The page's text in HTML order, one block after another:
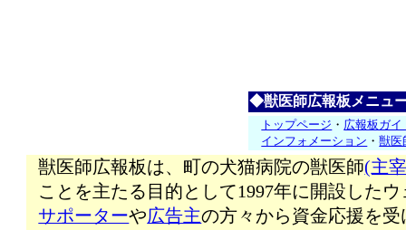
◆獣医師広報板メニュ
トップページ ・ 広報板ガイ
インフォメーション ・獣医
獣医師広報板は、町の犬猫病院の獣医師(主
ことを主たる目的として1997年に開設した
サポーターや広告主の方々から資金応援を受